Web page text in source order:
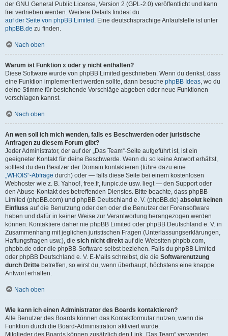
der GNU General Public License, Version 2 (GPL-2.0) veröffentlicht und kann
frei vertrieben werden. Weitere Details findest du
auf der Seite von phpBB Limited . Eine deutschsprachige Anlaufstelle ist unter
phpBB.de zu finden.
Nach oben
Warum ist Funktion x oder y nicht enthalten?
Diese Software wurde von phpBB Limited geschrieben. Wenn du denkst, dass
eine Funktion implementiert werden sollte, dann besuche phpBB Ideas, wo du
deine Stimme für bestehende Vorschläge abgeben oder neue Funktionen
vorschlagen kannst.
Nach oben
An wen soll ich mich wenden, falls es Beschwerden oder juristische
Anfragen zu diesem Forum gibt?
Jeder Administrator, der auf der „Das Team“-Seite aufgeführt ist, ist ein
geeigneter Kontakt für deine Beschwerde. Wenn du so keine Antwort erhältst,
solltest du den Besitzer der Domain kontaktieren (führe dazu eine
„WHOIS“-Abfrage durch) oder — falls diese Seite bei einem kostenlosen
Webhoster wie z. B. Yahoo!, free.fr, funpic.de usw. liegt — den Support oder
den Abuse-Kontakt des betreffenden Dienstes. Bitte beachte, dass phpBB
Limited (phpBB.com) und phpBB Deutschland e. V. (phpBB.de) absolut keinen
Einfluss auf die Benutzung oder den oder die Benutzer der Forensoftware
haben und dafür in keiner Weise zur Verantwortung herangezogen werden
können. Kontaktiere daher nie phpBB Limited oder phpBB Deutschland e. V. in
Zusammenhang mit jeglichen juristischen Fragen (Unterlassungserklärungen,
Haftungsfragen usw.), die sich nicht direkt auf die Websiten phpbb.com,
phpbb.de oder die phpBB-Software selbst beziehen. Falls du phpBB Limited
oder phpBB Deutschland e. V. E-Mails schreibst, die die Softwarenutzung
durch Dritte betreffen, so wirst du, wenn überhaupt, höchstens eine knappe
Antwort erhalten.
Nach oben
Wie kann ich einen Administrator des Boards kontaktieren?
Alle Benutzer des Boards können das Kontaktformular nutzen, wenn die
Funktion durch die Board-Administration aktiviert wurde.
Mitglieder des Boards können zusätzlich den Link „Das Team“ verwenden.